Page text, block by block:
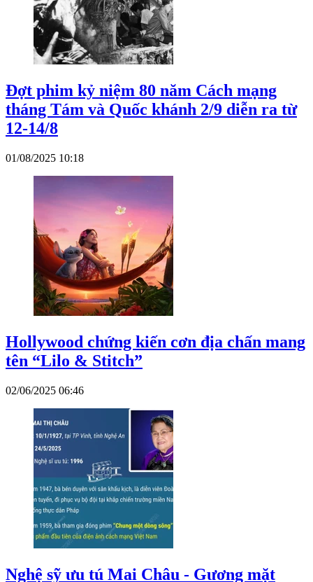
Đợt phim kỷ niệm 80 năm Cách mạng
tháng Tám và Quốc khánh 2/9 diễn ra từ
12-14/8
01/08/2025 10:18
Hollywood chứng kiến cơn địa chấn mang
tên “Lilo & Stitch”
02/06/2025 06:46
Nghệ sỹ ưu tú Mai Châu - Gương mặt